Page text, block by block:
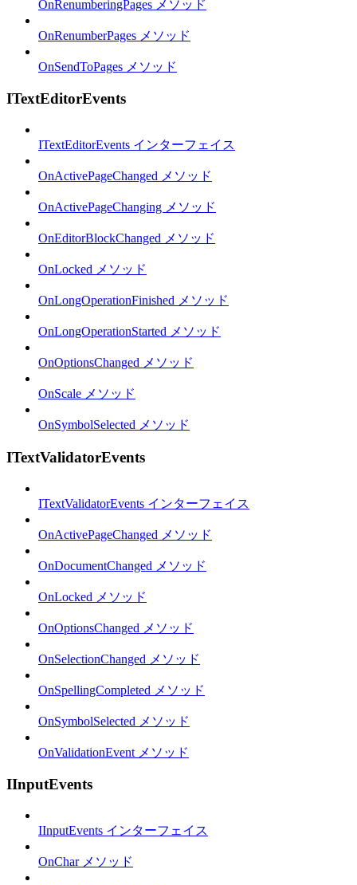
OnRenumberingPages メソッド
OnRenumberPages メソッド
OnSendToPages メソッド
ITextEditorEvents
ITextEditorEvents インターフェイス
OnActivePageChanged メソッド
OnActivePageChanging メソッド
OnEditorBlockChanged メソッド
OnLocked メソッド
OnLongOperationFinished メソッド
OnLongOperationStarted メソッド
OnOptionsChanged メソッド
OnScale メソッド
OnSymbolSelected メソッド
ITextValidatorEvents
ITextValidatorEvents インターフェイス
OnActivePageChanged メソッド
OnDocumentChanged メソッド
OnLocked メソッド
OnOptionsChanged メソッド
OnSelectionChanged メソッド
OnSpellingCompleted メソッド
OnSymbolSelected メソッド
OnValidationEvent メソッド
IInputEvents
IInputEvents インターフェイス
OnChar メソッド